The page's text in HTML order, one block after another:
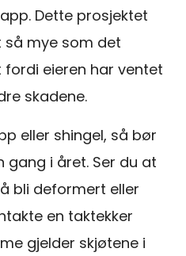
Dette prosjektet
mye som det
eieren har ventet
skadene.
eller shingel, så bør
gang i året. Ser du at
bli deformert eller
en taktekker
gjelder skjøtene i